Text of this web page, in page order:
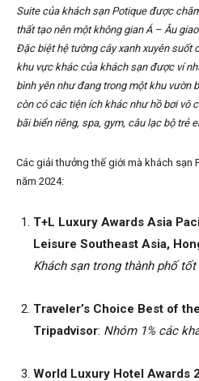
Suite của khách sạn Potique được
thất tạo nên một không gian Á – Âu
Đặc biệt hệ tường cây xanh xuyên suốt
khu vực khác của khách sạn được ví
bình yên như đang trong một khu vườn
còn có các tiện ích khác như hồ bơi vô
bãi biển riêng, spa, gym, câu lạc bộ trẻ
Các giải thưởng thế giới mà khách sạn
năm 2024:
T+L Luxury Awards Asia
Leisure Southeast Asia,
Khách sạn trong thành phố
Traveler’s Choice Best of
Tripadvisor: Nhóm 1% các
World Luxury Hotel Awards